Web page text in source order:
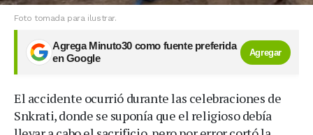
Foto tomada para ilustrar.
Agrega Minuto30 como fuente preferida
en Google
Agregar
El accidente ocurrió durante las celebraciones de
Snkrati, donde se suponía que el religioso debía